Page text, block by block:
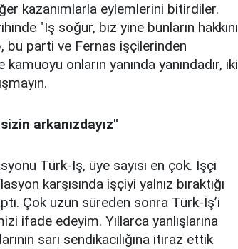
kazanımlarla eylemlerini bitirdiler.
"İş soğur, biz yine bunların hakkını
bu parti ve Fernas işçilerinden
onların yanında yanındadır, iki
arkanızdayız"
Türk-İş, üye sayısı en çok. İşçi
karşısında işçiyi yalnız bıraktığı
Çok uzun süreden sonra Türk-İş’i
ifade edeyim. Yıllarca yanlışlarına
sarı sendikacılığına itiraz ettik